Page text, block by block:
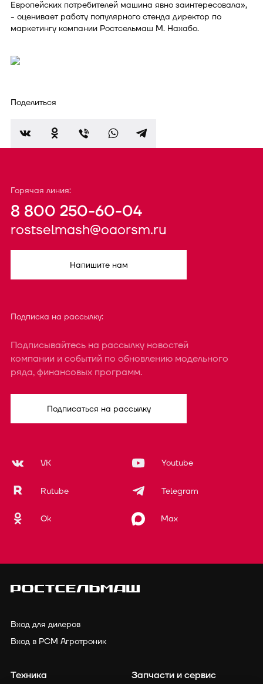
Европейских потребителей машина явно заинтересовала»,
- оценивает работу популярного стенда директор по
маркетингу компании Ростсельмаш М. Нахабо.
Поделиться
Горячая линия:
8 800 250-60-04
rostselmash@oaorsm.ru
Напишите нам
Подписка на рассылку:
Подписывайтесь на рассылку новостей
компании и событий по обновлению модельного
ряда, финансовых программ.
Подписаться на рассылку
VK Youtube
Rutube Telegram
Ok Max
Вход для дилеров
Вход в РСМ Агротроник
Техника
Запчасти и сервис